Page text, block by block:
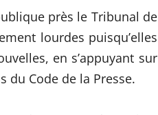
près le Tribunal de
lourdes puisqu’elles
en s’appuyant sur
du Code de la Presse.